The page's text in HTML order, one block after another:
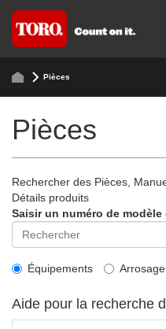
Pièces
Pièces
Rechercher des Pièces,
Détails produits
Saisir un numéro de modèle
Équipements Arrosage
Aide pour la recherche